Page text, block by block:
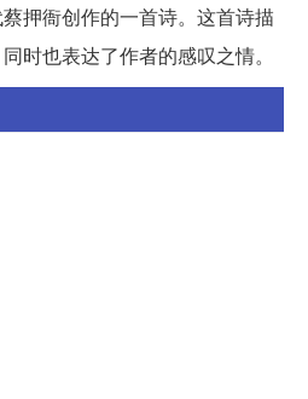
押衙创作的一首诗。这首诗描
时也表达了作者的感叹之情。